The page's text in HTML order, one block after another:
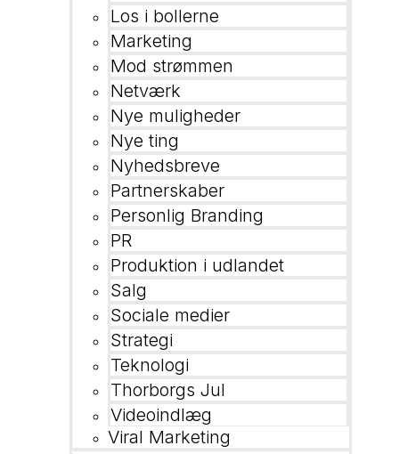
Los i bollerne
Marketing
Mod strømmen
Netværk
Nye muligheder
Nye ting
Nyhedsbreve
Partnerskaber
Personlig Branding
PR
Produktion i udlandet
Salg
Sociale medier
Strategi
Teknologi
Thorborgs Jul
Videoindlæg
Viral Marketing